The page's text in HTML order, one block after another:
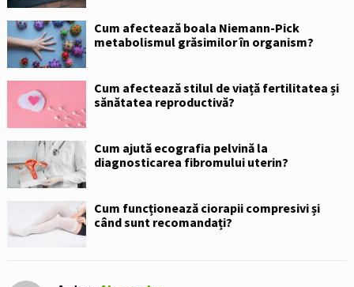
Cum afectează boala Niemann-Pick
metabolismul grăsimilor în organism?
Cum afectează stilul de viață fertilitatea și
sănătatea reproductivă?
Cum ajută ecografia pelvină la
diagnosticarea fibromului uterin?
Cum funcționează ciorapii compresivi și
când sunt recomandați?